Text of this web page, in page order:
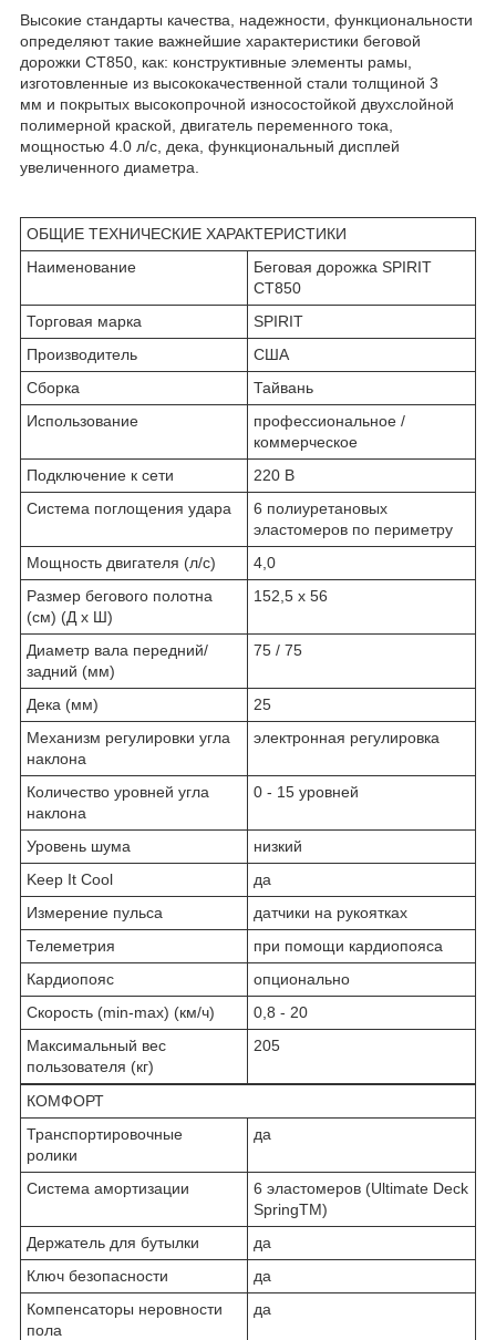
Высокие стандарты качества, надежности, функциональности
определяют такие важнейшие характеристики беговой
дорожки CT850, как: конструктивные элементы рамы,
изготовленные из высококачественной стали толщиной 3
мм и покрытых высокопрочной износостойкой двухслойной
полимерной краской, двигатель переменного тока,
мощностью 4.0 л/с, дека, функциональный дисплей
увеличенного диаметра.
ОБЩИЕ ТЕХНИЧЕСКИЕ ХАРАКТЕРИСТИКИ
Наименование
Беговая дорожка SPIRIT
CT850
Торговая марка
SPIRIT
Производитель
США
Сборка
Тайвань
Использование
профессиональное /
коммерческое
Подключение к сети
220 В
Система поглощения удара
6 полиуретановых
эластомеров по периметру
Мощность двигателя (л/с)
4,0
Размер бегового полотна
(см) (Д х Ш)
152,5 х 56
Диаметр вала передний/
задний (мм)
75 / 75
Дека (мм)
25
Механизм регулировки угла
наклона
электронная регулировка
Количество уровней угла
наклона
0 - 15 уровней
Уровень шума
низкий
Keep It Cool
да
Измерение пульса
датчики на рукоятках
Телеметрия
при помощи кардиопояса
Кардиопояс
опционально
Скорость (min-max) (км/ч)
0,8 - 20
Максимальный вес
пользователя (кг)
205
КОМФОРТ
Транспортировочные
ролики
да
Система амортизации
6 эластомеров (Ultimate Deck
SpringTM)
Держатель для бутылки
да
Ключ безопасности
да
Компенсаторы неровности
пола
да